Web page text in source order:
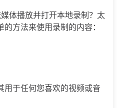
体播放并打开本地录制？太
方法来使用录制的内容：
用于任何您喜欢的视频或音